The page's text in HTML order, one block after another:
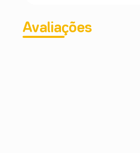
Avaliações